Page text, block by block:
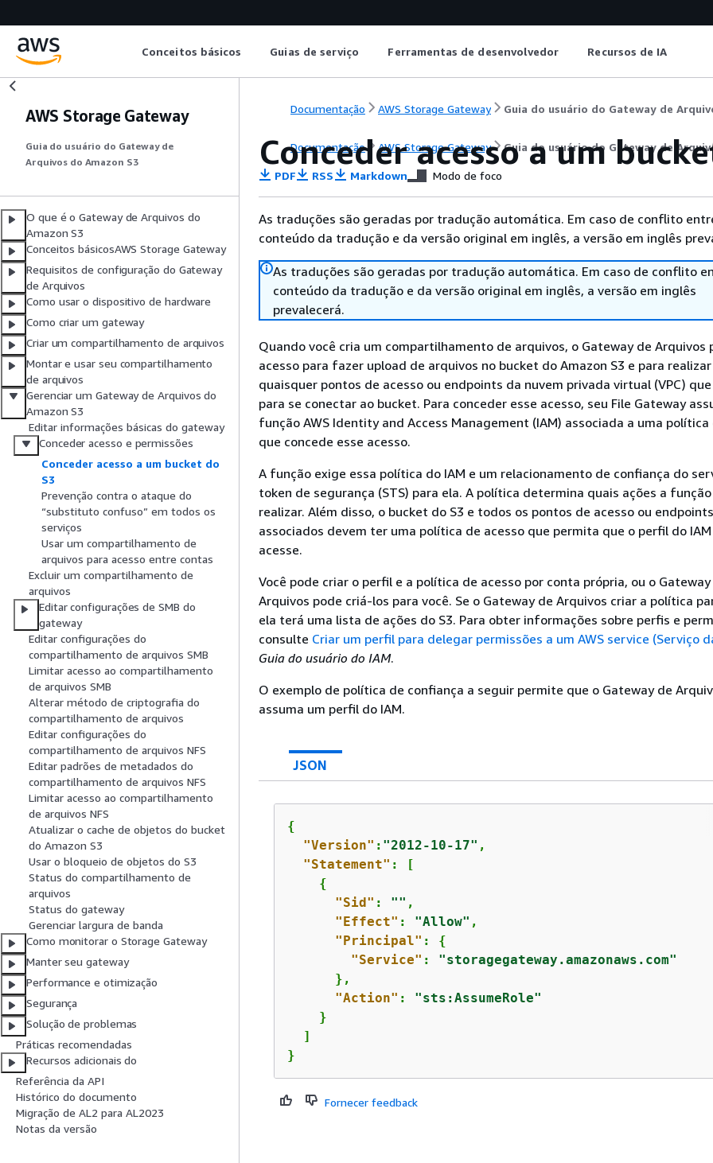
Conceitos básicos Guias de serviço Ferramentas de desenvolvedor Recursos de IA
AWS Storage Gateway
Guia do usuário do Gateway de
Arquivos do Amazon S3
O que é o Gateway de Arquivos do
Amazon S3
Conceitos básicosAWS Storage Gateway
Requisitos de configuração do Gateway
de Arquivos
Como usar o dispositivo de hardware
Como criar um gateway
Criar um compartilhamento de arquivos
Montar e usar seu compartilhamento
de arquivos
Gerenciar um Gateway de Arquivos do
Amazon S3
Editar informações básicas do gateway
Conceder acesso e permissões
Conceder acesso a um bucket do
S3
Prevenção contra o ataque do
“substituto confuso” em todos os
serviços
Usar um compartilhamento de
arquivos para acesso entre contas
Excluir um compartilhamento de
arquivos
Editar configurações de SMB do
gateway
Editar configurações do
compartilhamento de arquivos SMB
Limitar acesso ao compartilhamento
de arquivos SMB
Alterar método de criptografia do
compartilhamento de arquivos
Editar configurações do
compartilhamento de arquivos NFS
Editar padrões de metadados do
compartilhamento de arquivos NFS
Limitar acesso ao compartilhamento
de arquivos NFS
Atualizar o cache de objetos do bucket
do Amazon S3
Usar o bloqueio de objetos do S3
Status do compartilhamento de
arquivos
Status do gateway
Gerenciar largura de banda
Como monitorar o Storage Gateway
Manter seu gateway
Performance e otimização
Segurança
Solução de problemas
Práticas recomendadas
Recursos adicionais do
Referência da API
Histórico do documento
Migração de AL2 para AL2023
Notas da versão
Documentação AWS Storage Gateway Guia do usuário do Gateway de
Documentação AWS Storage Gateway Guia do usuário do Gateway de
Conceder acesso a um
PDF RSS Markdown Modo de foco
As traduções são geradas por tradução automática. Em caso de conflito
conteúdo da tradução e da versão original em inglês, a versão em inglês
As traduções são geradas por tradução automática. Em caso de conflito
conteúdo da tradução e da versão original em inglês, a versão em inglês
prevalecerá.
Quando você cria um compartilhamento de arquivos, o Gateway de Arquivos
acesso para fazer upload de arquivos no bucket do Amazon S3 e para
quaisquer pontos de acesso ou endpoints da nuvem privada virtual (VPC)
para se conectar ao bucket. Para conceder esse acesso, seu File Gateway
função AWS Identity and Access Management (IAM) associada a uma política
que concede esse acesso.
A função exige essa política do IAM e um relacionamento de confiança do
token de segurança (STS) para ela. A política determina quais ações a
realizar. Além disso, o bucket do S3 e todos os pontos de acesso ou
associados devem ter uma política de acesso que permita que o perfil do IAM
acesse.
Você pode criar o perfil e a política de acesso por conta própria, ou o Gateway
Arquivos pode criá-los para você. Se o Gateway de Arquivos criar a política
ela terá uma lista de ações do S3. Para obter informações sobre perfis e
consulte Criar um perfil para delegar permissões a um AWS service (Serviço
Guia do usuário do IAM.
O exemplo de política de confiança a seguir permite que o Gateway de
assuma um perfil do IAM.
JSON
{
"Version" : "2012-10-17" ,
"Statement" : [
{
"Sid" : "" ,
"Effect" : "Allow" ,
"Principal" : {
"Service" : "storagegateway.amazonaws.com"
      },
"Action" : "sts:AssumeRole"
    }
  ]
}
Fornecer feedback